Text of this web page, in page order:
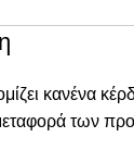
κανένα
των